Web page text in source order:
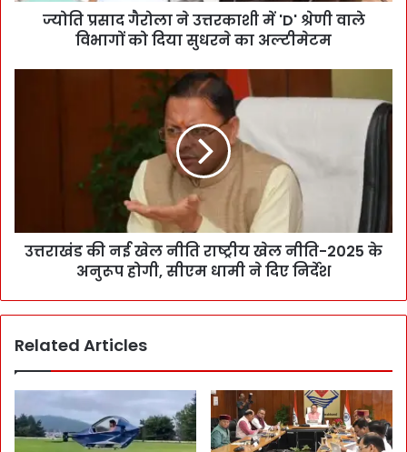
ज्योति प्रसाद गैरोला ने उत्तरकाशी में 'D' श्रेणी वाले
विभागों को दिया सुधरने का अल्टीमेटम
उत्तराखंड की नई खेल नीति राष्ट्रीय खेल नीति-2025 के
अनुरूप होगी, सीएम धामी ने दिए निर्देश
Related Articles